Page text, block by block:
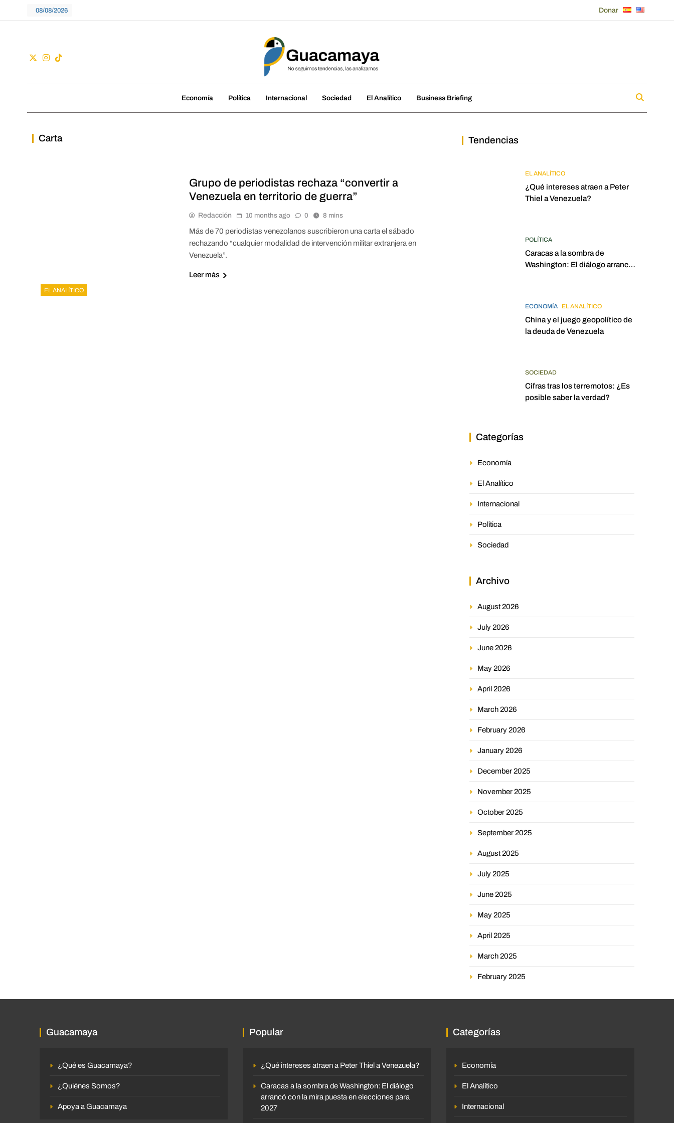
08/08/2026 Donar
Guacamaya
Economía Política Internacional Sociedad El Analítico Business Briefing
Carta
EL ANALÍTICO
Grupo de periodistas rechaza “convertir a
Venezuela en territorio de guerra”
Redacción 10 months ago 0 8 mins
Más de 70 periodistas venezolanos suscribieron una carta el sábado
rechazando “cualquier modalidad de intervención militar extranjera en
Venezuela”.
Leer más
Tendencias
EL ANALÍTICO
¿Qué intereses atraen a Peter
Thiel a Venezuela?
POLÍTICA
Caracas a la sombra de
Washington: El diálogo arrancó
ECONOMÍA EL ANALÍTICO
China y el juego geopolítico de
la deuda de Venezuela
SOCIEDAD
Cifras tras los terremotos: ¿Es
posible saber la verdad?
Categorías
Economía
El Analítico
Internacional
Política
Sociedad
Archivo
August 2026
July 2026
June 2026
May 2026
April 2026
March 2026
February 2026
January 2026
December 2025
November 2025
October 2025
September 2025
August 2025
July 2025
June 2025
May 2025
April 2025
March 2025
February 2025
Guacamaya
¿Qué es Guacamaya?
¿Quiénes Somos?
Apoya a Guacamaya
Popular
¿Qué intereses atraen a Peter Thiel a Venezuela?
Caracas a la sombra de Washington: El diálogo
arrancó con la mira puesta en elecciones para
2027
Categorías
Economía
El Analítico
Internacional